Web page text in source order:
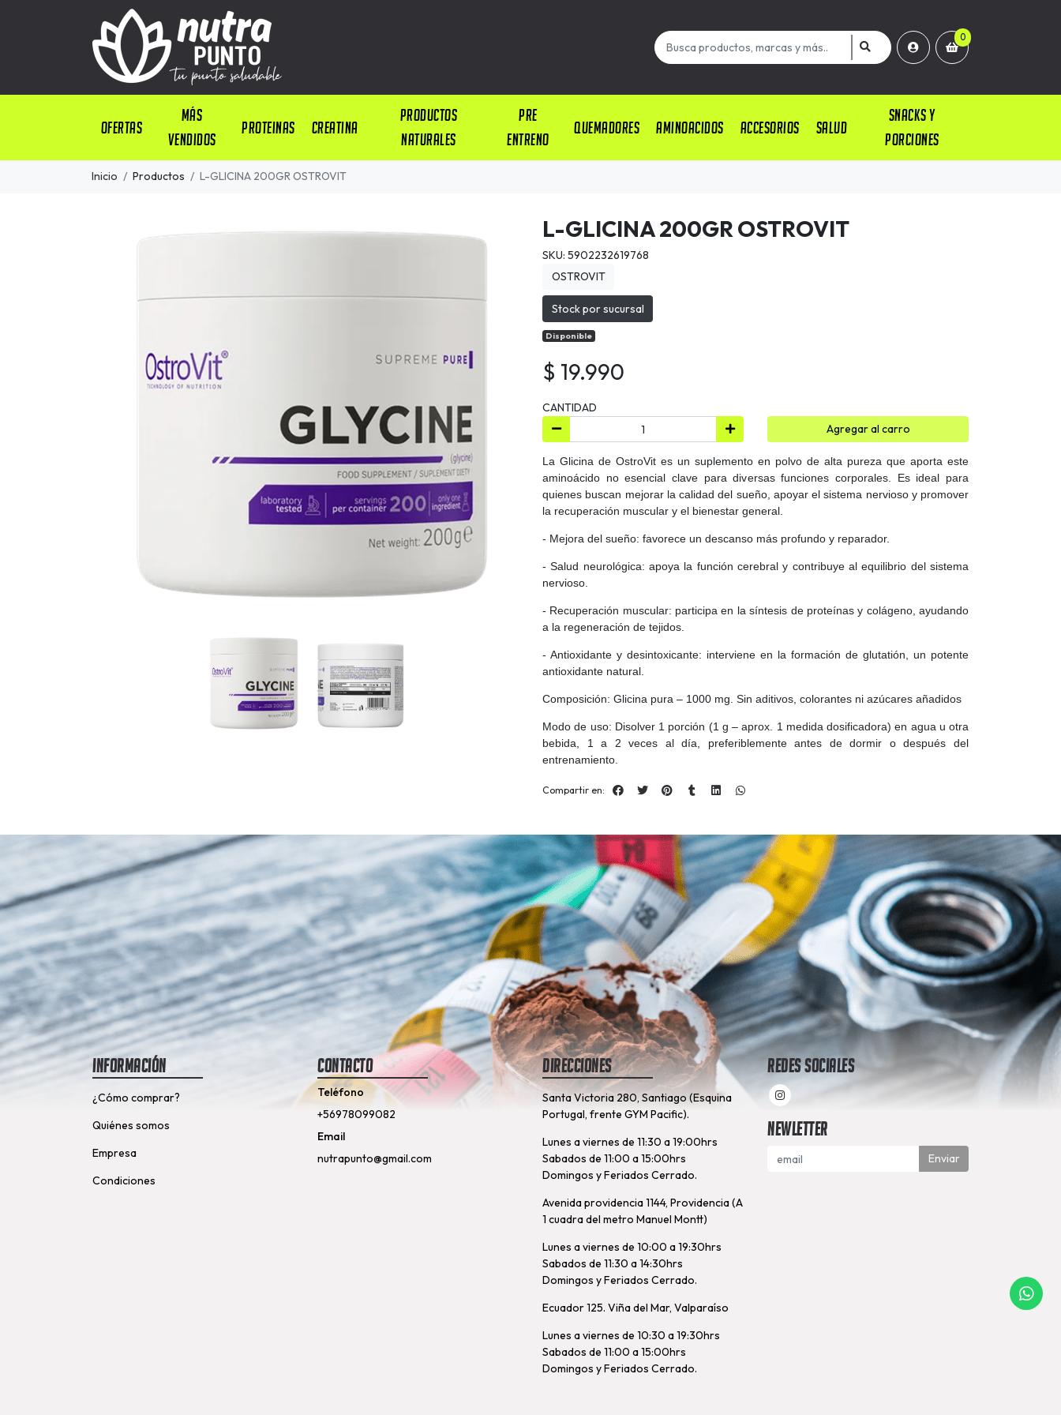
0
OFERTAS
Más
Vendidos
PROTEINAS CREATINA
PRODUCTOS
NATURALES
PRE
ENTRENO
QUEMADORES AMINOACIDOS ACCESORIOS SALUD
SNACKS Y
PORCIONES
Inicio Productos L-GLICINA 200GR OSTROVIT
L-GLICINA 200GR OSTROVIT
SKU: 5902232619768
OSTROVIT
Stock por sucursal
Disponible
$ 19.990
CANTIDAD
Agregar al carro
La Glicina de OstroVit es un suplemento en polvo de alta pureza que aporta este
aminoácido no esencial clave para diversas funciones corporales. Es ideal para
quienes buscan mejorar la calidad del sueño, apoyar el sistema nervioso y promover
la recuperación muscular y el bienestar general.
- Mejora del sueño: favorece un descanso más profundo y reparador.
- Salud neurológica: apoya la función cerebral y contribuye al equilibrio del sistema
nervioso.
- Recuperación muscular: participa en la síntesis de proteínas y colágeno, ayudando
a la regeneración de tejidos.
- Antioxidante y desintoxicante: interviene en la formación de glutatión, un potente
antioxidante natural.
Composición: Glicina pura – 1000 mg. Sin aditivos, colorantes ni azúcares añadidos
Modo de uso: Disolver 1 porción (1 g – aprox. 1 medida dosificadora) en agua u otra
bebida, 1 a 2 veces al día, preferiblemente antes de dormir o después del
entrenamiento.
Compartir en:
Información
¿Cómo comprar?
Quiénes somos
Empresa
Condiciones
Contacto
Teléfono
+56978099082
Email
nutrapunto@gmail.com
Direcciones
Santa Victoria 280, Santiago (Esquina
Portugal, frente GYM Pacific).
Lunes a viernes de 11:30 a 19:00hrs
Sabados de 11:00 a 15:00hrs
Domingos y Feriados Cerrado.
Avenida providencia 1144, Providencia (A
1 cuadra del metro Manuel Montt)
Lunes a viernes de 10:00 a 19:30hrs
Sabados de 11:30 a 14:30hrs
Domingos y Feriados Cerrado.
Ecuador 125. Viña del Mar, Valparaíso
Lunes a viernes de 10:30 a 19:30hrs
Sabados de 11:00 a 15:00hrs
Domingos y Feriados Cerrado.
Redes Sociales
Newletter
Enviar